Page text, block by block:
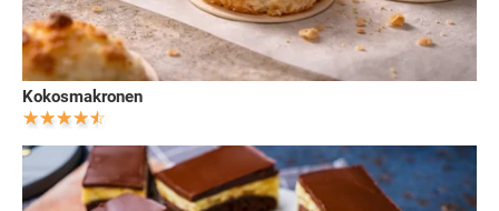
Kokosmakronen